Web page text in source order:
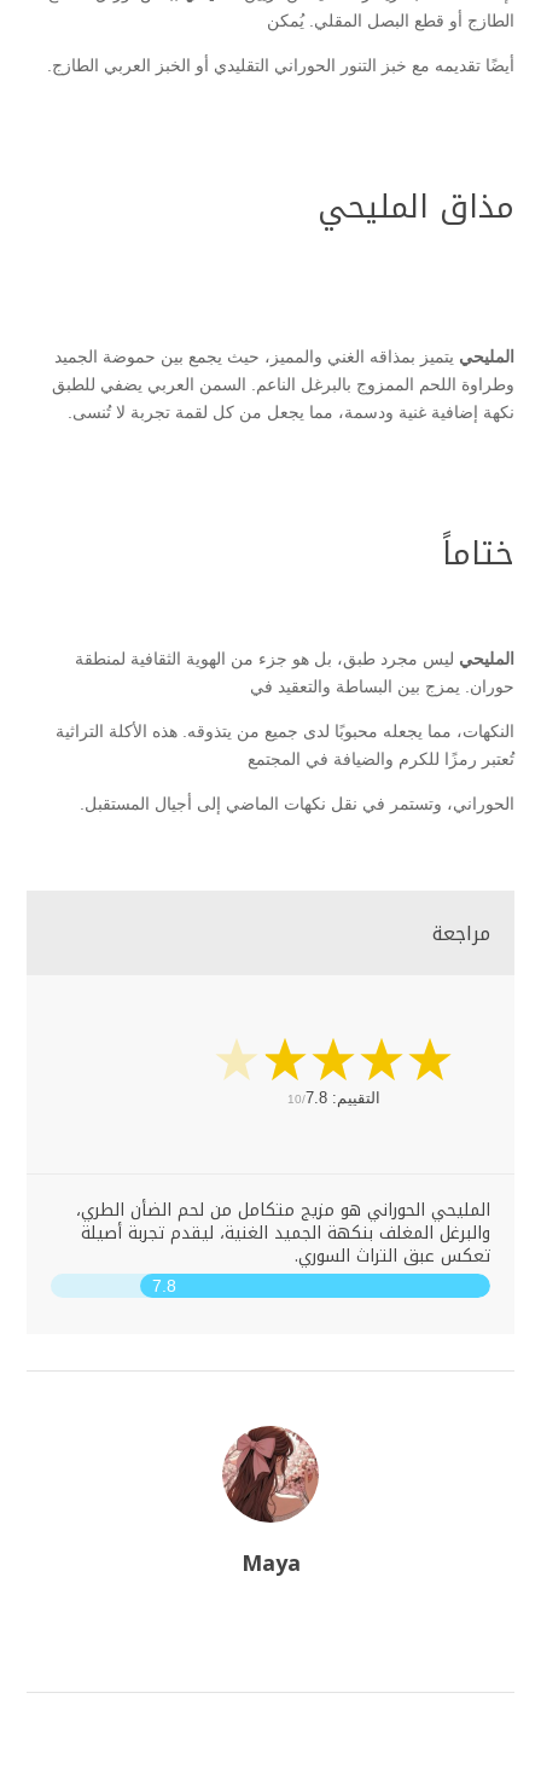
الطازج أو قطع البصل المقلي. يُمكن
أيضًا تقديمه مع خبز التنور الحوراني التقليدي أو الخبز العربي الطازج.
مذاق المليحي
المليحي يتميز بمذاقه الغني والمميز، حيث يجمع بين حموضة الجميد
وطراوة اللحم الممزوج بالبرغل الناعم. السمن العربي يضفي للطبق
نكهة إضافية غنية ودسمة، مما يجعل من كل لقمة تجربة لا تُنسى.
ختاماً
المليحي ليس مجرد طبق، بل هو جزء من الهوية الثقافية لمنطقة
حوران. يمزج بين البساطة والتعقيد في
النكهات، مما يجعله محبوبًا لدى جميع من يتذوقه. هذه الأكلة التراثية
تُعتبر رمزًا للكرم والضيافة في المجتمع
الحوراني، وتستمر في نقل نكهات الماضي إلى أجيال المستقبل.
مراجعة
التقييم: 10/7.8
المليحي الحوراني هو مزيج متكامل من لحم الضأن الطري،
والبرغل المغلف بنكهة الجميد الغنية، ليقدم تجربة أصيلة
تعكس عبق التراث السوري.
7.8
Maya